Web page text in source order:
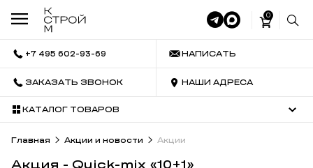
0
+7 495 602-93-69 НАПИСАТЬ
ЗАКАЗАТЬ ЗВОНОК НАШИ АДРЕСА
КАТАЛОГ ТОВАРОВ
Главная Акции и новости Акции
Акция - Quick-mix «10+1»